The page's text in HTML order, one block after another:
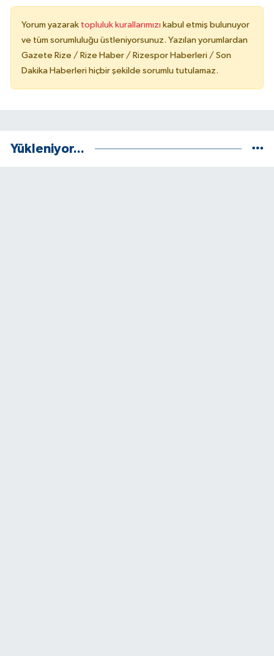
Yorum yazarak topluluk kurallarımızı kabul etmiş bulunuyor
ve tüm sorumluluğu üstleniyorsunuz. Yazılan yorumlardan
Gazete Rize / Rize Haber / Rizespor Haberleri / Son
Dakika Haberleri hiçbir şekilde sorumlu tutulamaz.
Yükleniyor...